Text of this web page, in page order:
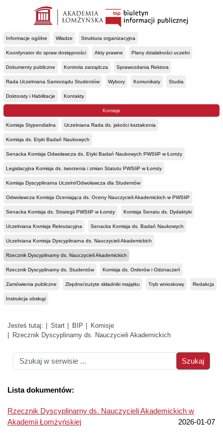
Informacje ogólne Władze Struktura organizacyjna
Koordynator do spraw dostępności Akty prawne Plany działalności uczelni
Dokumenty publiczne Kontrola zarządcza Sprawozdania Rektora
Rada Uczelniana Samorządu Studentów Wybory Komunikaty Studia
Doktoraty i Habilitacje Kontakty
Komisje
Komisja Stypendialna Uczelniana Rada ds. jakości kształcenia
Komisja ds. Etyki Badań Naukowych
Senacka Komisja Odwoławcza ds. Etyki Badań Naukowych PWSIiP w Łomży
Legislacyjna Komisja ds. tworzenia i zmian Statutu PWSIiP w Łomży
Komisja Dyscyplinarna Uczelni/Odwoławcza dla Studentów
Odwoławcza Komisja Oceniająca ds. Oceny Nauczycieli Akademickich w PWSIiP
Senacka Komisja ds. Strategii PWSIiP w Łomży Komisja Senatu ds. Dydaktyki
Uczelniana Komisja Rekrutacyjna Senacka Komisja ds. Badań Naukowych
Uczelniana Komisja Dyscyplinarna ds. Nauczycieli Akademickich
Rzecznik Dyscyplinarny ds. Nauczycieli Akademickich
Rzecznik Dyscyplinarny ds. Studentów Komisja ds. Orderów i Odznaczeń
Zamówienia publiczne Zbędne/zużyte składniki majątku Tryb wnioskowy Redakcja
Instrukcja obsługi
Jesteś tutaj: Start BIP
Komisje
Rzecznik Dyscyplinarny ds. Nauczycieli Akademickich
Lista dokumentów:
Rzecznik Dyscyplinarny ds. Nauczycieli Akademickich w
Akademii Łomżyńskiej
2026-01-07